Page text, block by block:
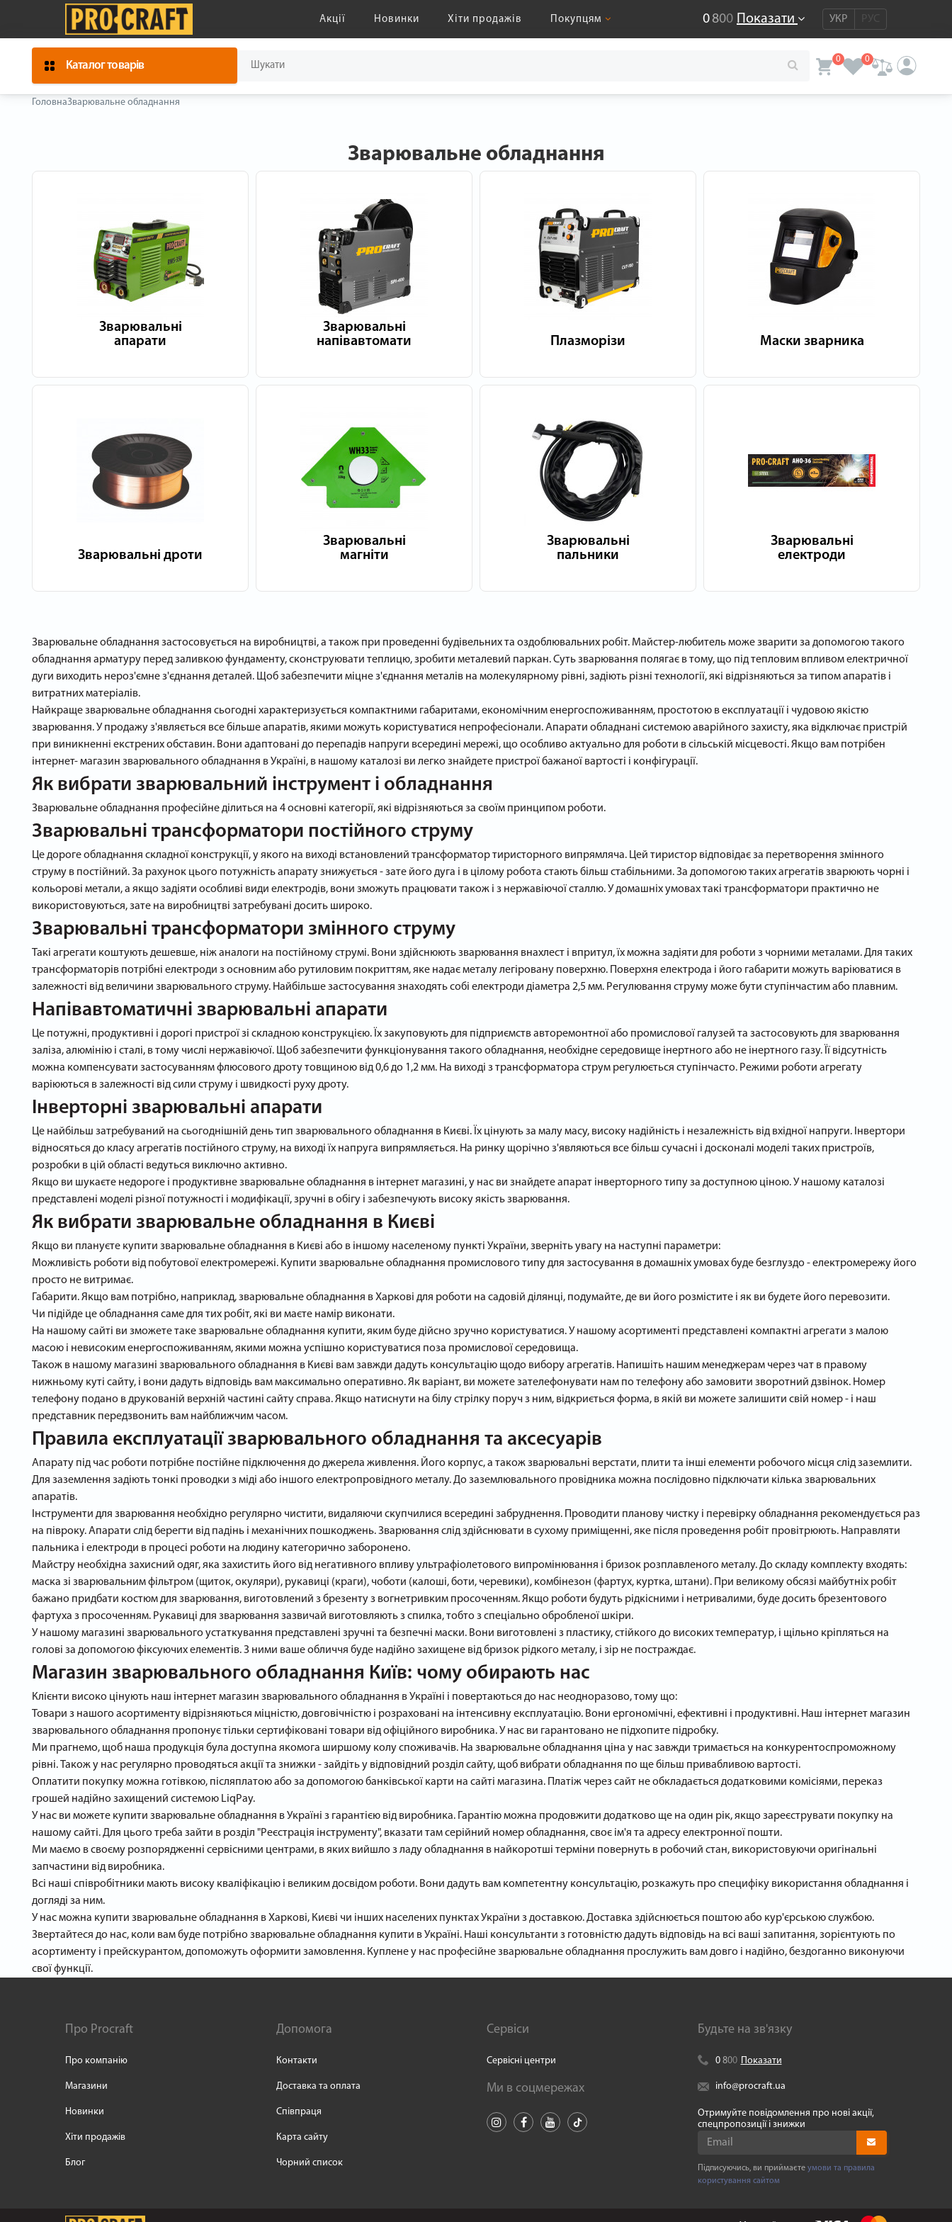
Акції Новинки Хіти продажів Покупцям 0800 Показати УКР РУС
Каталог товарів
0 0
ГоловнаЗварювальне обладнання
Зварювальне обладнання
Зварювальні
апарати
Зварювальні
напівавтомати
Плазморізи Маски зварника
Зварювальні дроти
Зварювальні
магніти
Зварювальні
пальники
Зварювальні
електроди
Зварювальне обладнання застосовується на виробництві, а також при проведенні будівельних та оздоблювальних робіт. Майстер-любитель може зварити за допомогою такого
обладнання арматуру перед заливкою фундаменту, сконструювати теплицю, зробити металевий паркан. Суть зварювання полягає в тому, що під тепловим впливом електричної
дуги виходить нероз'ємне з'єднання деталей. Щоб забезпечити міцне з'єднання металів на молекулярному рівні, задіють різні технології, які відрізняються за типом апаратів і
витратних матеріалів.
Найкраще зварювальне обладнання сьогодні характеризується компактними габаритами, економічним енергоспоживанням, простотою в експлуатації і чудовою якістю
зварювання. У продажу з'являється все більше апаратів, якими можуть користуватися непрофесіонали. Апарати обладнані системою аварійного захисту, яка відключає пристрій
при виникненні екстрених обставин. Вони адаптовані до перепадів напруги всередині мережі, що особливо актуально для роботи в сільській місцевості. Якщо вам потрібен
інтернет- магазин зварювального обладнання в Україні, в нашому каталозі ви легко знайдете пристрої бажаної вартості і конфігурації.
Як вибрати зварювальний інструмент і обладнання
Зварювальне обладнання професійне ділиться на 4 основні категорії, які відрізняються за своїм принципом роботи.
Зварювальні трансформатори постійного струму
Це дороге обладнання складної конструкції, у якого на виході встановлений трансформатор тиристорного випрямляча. Цей тиристор відповідає за перетворення змінного
струму в постійний. За рахунок цього потужність апарату знижується - зате його дуга і в цілому робота стають більш стабільними. За допомогою таких агрегатів зварюють чорні і
кольорові метали, а якщо задіяти особливі види електродів, вони зможуть працювати також і з нержавіючої сталлю. У домашніх умовах такі трансформатори практично не
використовуються, зате на виробництві затребувані досить широко.
Зварювальні трансформатори змінного струму
Такі агрегати коштують дешевше, ніж аналоги на постійному струмі. Вони здійснюють зварювання внахлест і впритул, їх можна задіяти для роботи з чорними металами. Для таких
трансформаторів потрібні електроди з основним або рутиловим покриттям, яке надає металу легіровану поверхню. Поверхня електрода і його габарити можуть варіюватися в
залежності від величини зварювального струму. Найбільше застосування знаходять собі електроди діаметра 2,5 мм. Регулювання струму може бути ступінчастим або плавним.
Напівавтоматичні зварювальні апарати
Це потужні, продуктивні і дорогі пристрої зі складною конструкцією. Їх закуповують для підприємств авторемонтної або промислової галузей та застосовують для зварювання
заліза, алюмінію і сталі, в тому числі нержавіючої. Щоб забезпечити функціонування такого обладнання, необхідне середовище інертного або не інертного газу. Її відсутність
можна компенсувати застосуванням флюсового дроту товщиною від 0,6 до 1,2 мм. На виході з трансформатора струм регулюється ступінчасто. Режими роботи агрегату
варіюються в залежності від сили струму і швидкості руху дроту.
Інверторні зварювальні апарати
Це найбільш затребуваний на сьогоднішній день тип зварювального обладнання в Києві. Їх цінують за малу масу, високу надійність і незалежність від вхідної напруги. Інвертори
відносяться до класу агрегатів постійного струму, на виході їх напруга випрямляється. На ринку щорічно з'являються все більш сучасні і досконалі моделі таких пристроїв,
розробки в цій області ведуться виключно активно.
Якщо ви шукаєте недороге і продуктивне зварювальне обладнання в інтернет магазині, у нас ви знайдете апарат інверторного типу за доступною ціною. У нашому каталозі
представлені моделі різної потужності і модифікації, зручні в обігу і забезпечують високу якість зварювання.
Як вибрати зварювальне обладнання в Києві
Якщо ви плануєте купити зварювальне обладнання в Києві або в іншому населеному пункті України, зверніть увагу на наступні параметри:
Можливість роботи від побутової електромережі. Купити зварювальне обладнання промислового типу для застосування в домашніх умовах буде безглуздо - електромережу його
просто не витримає.
Габарити. Якщо вам потрібно, наприклад, зварювальне обладнання в Харкові для роботи на садовій ділянці, подумайте, де ви його розмістите і як ви будете його перевозити.
Чи підійде це обладнання саме для тих робіт, які ви маєте намір виконати.
На нашому сайті ви зможете таке зварювальне обладнання купити, яким буде дійсно зручно користуватися. У нашому асортименті представлені компактні агрегати з малою
масою і невисоким енергоспоживанням, якими можна успішно користуватися поза промислової середовища.
Також в нашому магазині зварювального обладнання в Києві вам завжди дадуть консультацію щодо вибору агрегатів. Напишіть нашим менеджерам через чат в правому
нижньому куті сайту, і вони дадуть відповідь вам максимально оперативно. Як варіант, ви можете зателефонувати нам по телефону або замовити зворотний дзвінок. Номер
телефону подано в друкованій верхній частині сайту справа. Якщо натиснути на білу стрілку поруч з ним, відкриється форма, в якій ви можете залишити свій номер - і наш
представник передзвонить вам найближчим часом.
Правила експлуатації зварювального обладнання та аксесуарів
Апарату під час роботи потрібне постійне підключення до джерела живлення. Його корпус, а також зварювальні верстати, плити та інші елементи робочого місця слід заземлити.
Для заземлення задіють тонкі проводки з міді або іншого електропровідного металу. До заземлювального провідника можна послідовно підключати кілька зварювальних
апаратів.
Інструменти для зварювання необхідно регулярно чистити, видаляючи скупчилися всередині забруднення. Проводити планову чистку і перевірку обладнання рекомендується раз
на півроку. Апарати слід берегти від падінь і механічних пошкоджень. Зварювання слід здійснювати в сухому приміщенні, яке після проведення робіт провітрюють. Направляти
пальника і електроди в процесі роботи на людину категорично заборонено.
Майстру необхідна захисний одяг, яка захистить його від негативного впливу ультрафіолетового випромінювання і бризок розплавленого металу. До складу комплекту входять:
маска зі зварювальним фільтром (щиток, окуляри), рукавиці (краги), чоботи (калоші, боти, черевики), комбінезон (фартух, куртка, штани). При великому обсязі майбутніх робіт
бажано придбати костюм для зварювання, виготовлений з брезенту з вогнетривким просоченням. Якщо роботи будуть рідкісними і нетривалими, буде досить брезентового
фартуха з просоченням. Рукавиці для зварювання зазвичай виготовляють з спилка, тобто з спеціально обробленої шкіри.
У нашому магазині зварювального устаткування представлені зручні та безпечні маски. Вони виготовлені з пластику, стійкого до високих температур, і щільно кріпляться на
голові за допомогою фіксуючих елементів. З ними ваше обличчя буде надійно захищене від бризок рідкого металу, і зір не постраждає.
Магазин зварювального обладнання Київ: чому обирають нас
Клієнти високо цінують наш інтернет магазин зварювального обладнання в Україні і повертаються до нас неодноразово, тому що:
Товари з нашого асортименту відрізняються міцністю, довговічністю і розраховані на інтенсивну експлуатацію. Вони ергономічні, ефективні і продуктивні. Наш інтернет магазин
зварювального обладнання пропонує тільки сертифіковані товари від офіційного виробника. У нас ви гарантовано не підхопите підробку.
Ми прагнемо, щоб наша продукція була доступна якомога ширшому колу споживачів. На зварювальне обладнання ціна у нас завжди тримається на конкурентоспроможному
рівні. Також у нас регулярно проводяться акції та знижки - зайдіть у відповідний розділ сайту, щоб вибрати обладнання по ще більш привабливою вартості.
Оплатити покупку можна готівкою, післяплатою або за допомогою банківської карти на сайті магазина. Платіж через сайт не обкладається додатковими комісіями, переказ
грошей надійно захищений системою LiqPay.
У нас ви можете купити зварювальне обладнання в Україні з гарантією від виробника. Гарантію можна продовжити додатково ще на один рік, якщо зареєструвати покупку на
нашому сайті. Для цього треба зайти в розділ "Реєстрація інструменту", вказати там серійний номер обладнання, своє ім'я та адресу електронної пошти.
Ми маємо в своєму розпорядженні сервісними центрами, в яких вийшло з ладу обладнання в найкоротші терміни повернуть в робочий стан, використовуючи оригінальні
запчастини від виробника.
Всі наші співробітники мають високу кваліфікацію і великим досвідом роботи. Вони дадуть вам компетентну консультацію, розкажуть про специфіку використання обладнання і
догляді за ним.
У нас можна купити зварювальне обладнання в Харкові, Києві чи інших населених пунктах України з доставкою. Доставка здійснюється поштою або кур'єрською службою.
Звертайтеся до нас, коли вам буде потрібно зварювальне обладнання купити в Україні. Наші консультанти з готовністю дадуть відповідь на всі ваші запитання, зорієнтують по
асортименту і прейскурантом, допоможуть оформити замовлення. Куплене у нас професійне зварювальне обладнання прослужить вам довго і надійно, бездоганно виконуючи
свої функції.
Про Procraft
Про компанію
Магазини
Новинки
Хіти продажів
Блог
Допомога
Контакти
Доставка та оплата
Співпраця
Карта сайту
Чорний список
Сервіси
Сервісні центри
Ми в соцмережах
Будьте на зв'язку
0 800 Показати
info@procraft.ua
Отримуйте повідомлення про нові акції,
спецпропозиції і знижки
Підписуючись, ви приймаєте умови та правила
користування сайтом